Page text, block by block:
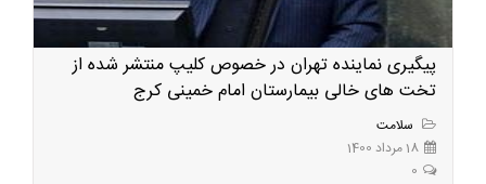
پیگیری نماینده تهران در خصوص کلیپ منتشر شده از
تخت های خالی بیمارستان امام خمینی کرج
سلامت
18 مرداد 1400
0